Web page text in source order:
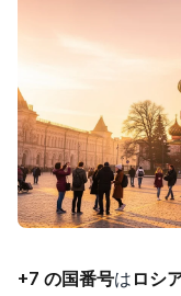
+7 の国番号は ロシ